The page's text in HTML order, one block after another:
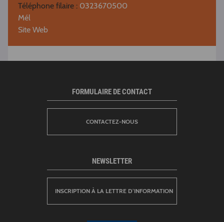
Téléphone filaire : 0323670500
Mél
Site Web
FORMULAIRE DE CONTACT
CONTACTEZ-NOUS
NEWSLETTER
INSCRIPTION À LA LETTRE D’INFORMATION